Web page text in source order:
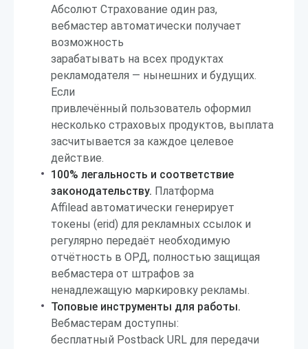
Абсолют Страхование один раз,
вебмастер автоматически получает
возможность
зарабатывать на всех продуктах
рекламодателя — нынешних и будущих.
Если
привлечённый пользователь оформил
несколько страховых продуктов, выплата
засчитывается за каждое целевое
действие.
100% легальность и соответствие
законодательству. Платформа
Affilead автоматически генерирует
токены (erid) для рекламных ссылок и
регулярно передаёт необходимую
отчётность в ОРД, полностью защищая
вебмастера от штрафов за
ненадлежащую маркировку рекламы.
Топовые инструменты для работы.
Вебмастерам доступны:
бесплатный Postback URL для передачи